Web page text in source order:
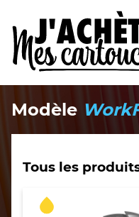
Modèle
Tous les